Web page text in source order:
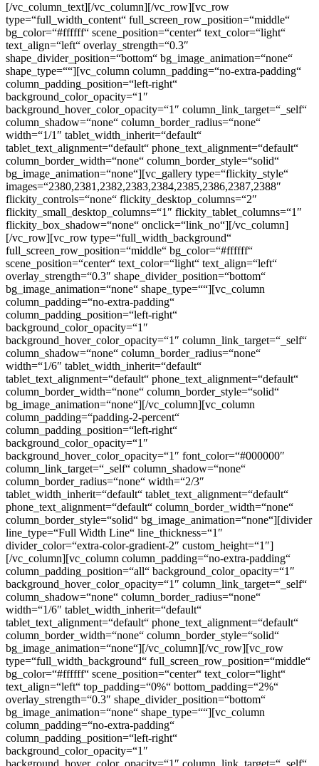
[/vc_column_text][/vc_column][/vc_row][vc_row
type=“full_width_content“ full_screen_row_position=“middle“
bg_color=“#ffffff“ scene_position=“center“ text_color=“light“
text_align=“left“ overlay_strength=“0.3″
shape_divider_position=“bottom“ bg_image_animation=“none“
shape_type=““][vc_column column_padding=“no-extra-padding“
column_padding_position=“left-right“
background_color_opacity=“1″
background_hover_color_opacity=“1″ column_link_target=“_self“
column_shadow=“none“ column_border_radius=“none“
width=“1/1″ tablet_width_inherit=“default“
tablet_text_alignment=“default“ phone_text_alignment=“default“
column_border_width=“none“ column_border_style=“solid“
bg_image_animation=“none“][vc_gallery type=“flickity_style“
images=“2380,2381,2382,2383,2384,2385,2386,2387,2388″
flickity_controls=“none“ flickity_desktop_columns=“2″
flickity_small_desktop_columns=“1″ flickity_tablet_columns=“1″
flickity_box_shadow=“none“ onclick=“link_no“][/vc_column]
[/vc_row][vc_row type=“full_width_background“
full_screen_row_position=“middle“ bg_color=“#ffffff“
scene_position=“center“ text_color=“light“ text_align=“left“
overlay_strength=“0.3″ shape_divider_position=“bottom“
bg_image_animation=“none“ shape_type=““][vc_column
column_padding=“no-extra-padding“
column_padding_position=“left-right“
background_color_opacity=“1″
background_hover_color_opacity=“1″ column_link_target=“_self“
column_shadow=“none“ column_border_radius=“none“
width=“1/6″ tablet_width_inherit=“default“
tablet_text_alignment=“default“ phone_text_alignment=“default“
column_border_width=“none“ column_border_style=“solid“
bg_image_animation=“none“][/vc_column][vc_column
column_padding=“padding-2-percent“
column_padding_position=“left-right“
background_color_opacity=“1″
background_hover_color_opacity=“1″ font_color=“#000000″
column_link_target=“_self“ column_shadow=“none“
column_border_radius=“none“ width=“2/3″
tablet_width_inherit=“default“ tablet_text_alignment=“default“
phone_text_alignment=“default“ column_border_width=“none“
column_border_style=“solid“ bg_image_animation=“none“][divider
line_type=“Full Width Line“ line_thickness=“1″
divider_color=“extra-color-gradient-2″ custom_height=“1″]
[/vc_column][vc_column column_padding=“no-extra-padding“
column_padding_position=“all“ background_color_opacity=“1″
background_hover_color_opacity=“1″ column_link_target=“_self“
column_shadow=“none“ column_border_radius=“none“
width=“1/6″ tablet_width_inherit=“default“
tablet_text_alignment=“default“ phone_text_alignment=“default“
column_border_width=“none“ column_border_style=“solid“
bg_image_animation=“none“][/vc_column][/vc_row][vc_row
type=“full_width_background“ full_screen_row_position=“middle“
bg_color=“#ffffff“ scene_position=“center“ text_color=“light“
text_align=“left“ top_padding=“0%“ bottom_padding=“2%“
overlay_strength=“0.3″ shape_divider_position=“bottom“
bg_image_animation=“none“ shape_type=““][vc_column
column_padding=“no-extra-padding“
column_padding_position=“left-right“
background_color_opacity=“1″